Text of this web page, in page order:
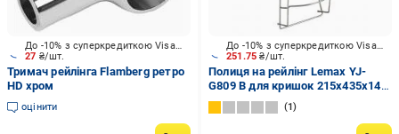
27 ₴/шт.
До -10% з суперкредиткою Visa Вигода
Тримач рейлінга Flamberg рeтро
HD хром
оцінити
251.75₴/шт.
До -10% з суперкредиткою Visa Вигода
Полиця на рейлінг Lemax YJ-
G809 B для кришок 215х435х140
мм хром
1